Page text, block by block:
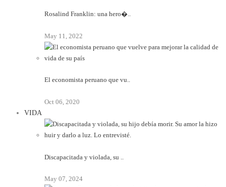
Rosalind Franklin: una hero�..
May 11, 2022
El economista peruano que vu..
Oct 06, 2020
VIDA
Discapacitada y violada, su ..
May 07, 2024